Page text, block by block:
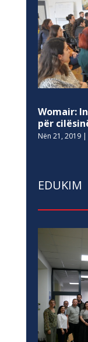
Womair:
për
Nën 21, 2019|
EDUKIM